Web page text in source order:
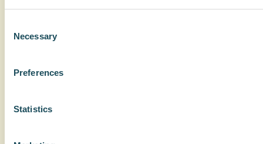
Selection
Necessary
Preferences
Statistics